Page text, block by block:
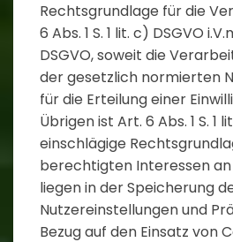
Rechtsgrundlage für die
6 Abs. 1 S. 1 lit. c) DSGVO
DSGVO, soweit die
der gesetzlich normierten
für die Erteilung einer
Übrigen ist Art. 6 Abs. 1 S. 1
einschlägige
berechtigten Interessen
liegen in der Speicherung
Nutzereinstellungen und
Bezug auf den Einsatz von